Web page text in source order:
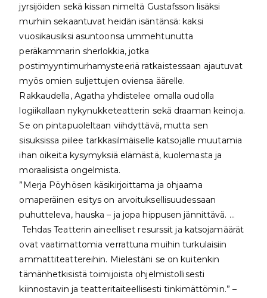
jyrsijöiden sekä kissan nimeltä Gustafsson lisäksi
murhiin sekaantuvat heidän isäntänsä: kaksi
vuosikausiksi asuntoonsa ummehtunutta
peräkammarin sherlokkia, jotka
postimyyntimurhamysteeriä ratkaistessaan ajautuvat
myös omien suljettujen oviensa äärelle.
Rakkaudella, Agatha yhdistelee omalla oudolla
logiikallaan nykynukketeatterin sekä draaman keinoja.
Se on pintapuoleltaan viihdyttävä, mutta sen
sisuksissa piilee tarkkasilmäiselle katsojalle muutamia
ihan oikeita kysymyksiä elämästä, kuolemasta ja
moraalisista ongelmista.
”Merja Pöyhösen käsikirjoittama ja ohjaama
omaperäinen esitys on arvoituksellisuudessaan
puhutteleva, hauska – ja jopa hippusen jännittävä. …
Tehdas Teatterin aineelliset resurssit ja katsojamäärät
ovat vaatimattomia verrattuna muihin turkulaisiin
ammattiteattereihin. Mielestäni se on kuitenkin
tämänhetkisistä toimijoista ohjelmistollisesti
kiinnostavin ja teatteritaiteellisesti tinkimättömin.” –